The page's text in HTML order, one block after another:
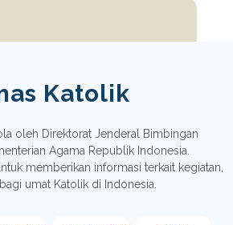
Katolik
oleh Direktorat Jenderal Bimbingan
Agama Republik Indonesia.
memberikan informasi terkait kegiatan,
umat Katolik di Indonesia.